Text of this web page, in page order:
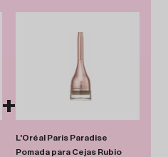
+
L'Oréal Paris Paradise
Pomada para Cejas Rubio